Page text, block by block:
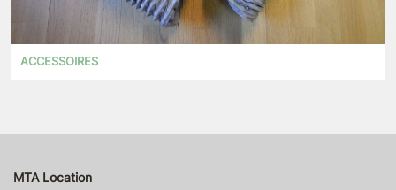
ACCESSOIRES
MTA Location